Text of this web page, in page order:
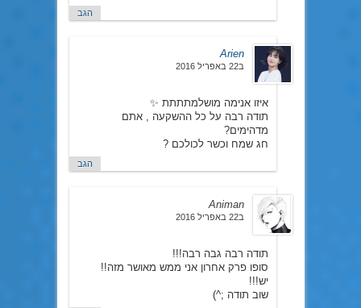
הגב
Arien
ב22 באפריל 2016
איזו אנימה מושלמתתתת ✨
תודה רבה על כל ההשקעה , אתם
מדהימים?
חג שמח וכשר לכולכם ?
הגב
Animan
ב22 באפריל 2016
תודה רבה גבה רבה!!!
סופו פרק אחרון אני ממש מאושר מזה!!
יש!!!
שוב תודה ;^)